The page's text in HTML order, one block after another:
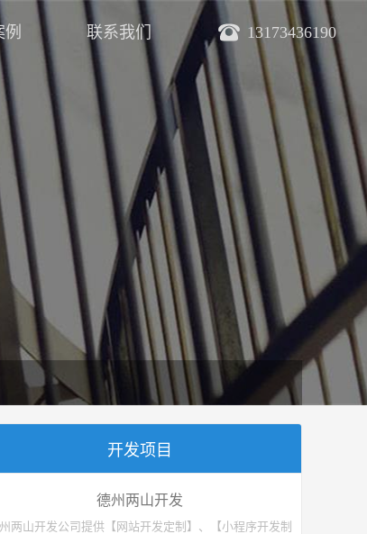
13173436190
联系我们
开发项目
德州两山开发
两山开发公司提供【网站开发定制】、【小程序开发制